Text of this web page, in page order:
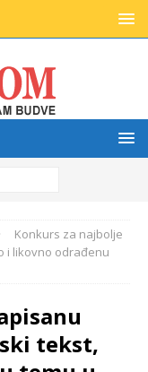
Konkurs za najbolje
i likovno odrađenu
tekst,